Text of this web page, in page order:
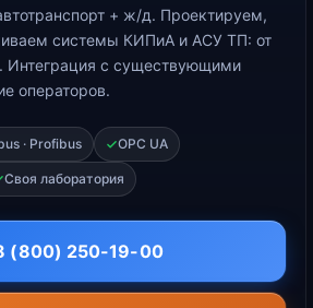
+ ж/д. Проектируем,
системы КИПиА и АСУ ТП: от
Интеграция с существующими
операторов.
· Profibus OPC UA
Своя лаборатория
(800) 250-19-00